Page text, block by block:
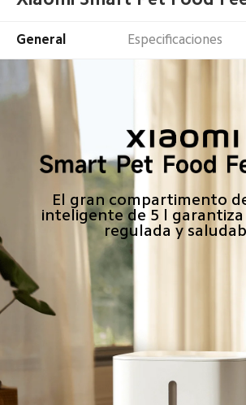
General Especificaciones
El gran compartimento
inteligente de 5 l garantiza
regulada y